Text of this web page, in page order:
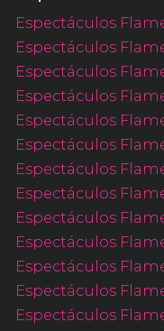
Espectáculos
Espectáculos
Espectáculos
Espectáculos
Espectáculos
Espectáculos
Espectáculos
Espectáculos
Espectáculos
Espectáculos
Espectáculos
Espectáculos
Espectáculos